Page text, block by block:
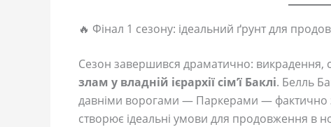
🔥 Фінал 1 сезону: ідеальний ґрунт для
Сезон завершився драматично: викрадення,
злам у владній ієрархії сім’ї Баклі. Белль
давніми ворогами — Паркерами — фактично
створює ідеальні умови для продовження в